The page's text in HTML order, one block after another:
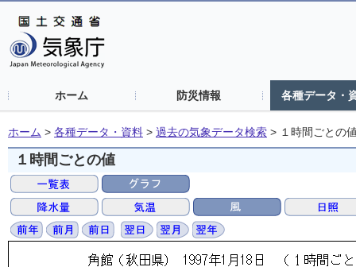
ホーム 防災情報 各種データ・
ホーム > 各種データ・資料 > 過去の気象データ検索 > １時間ごとの
１時間ごとの値